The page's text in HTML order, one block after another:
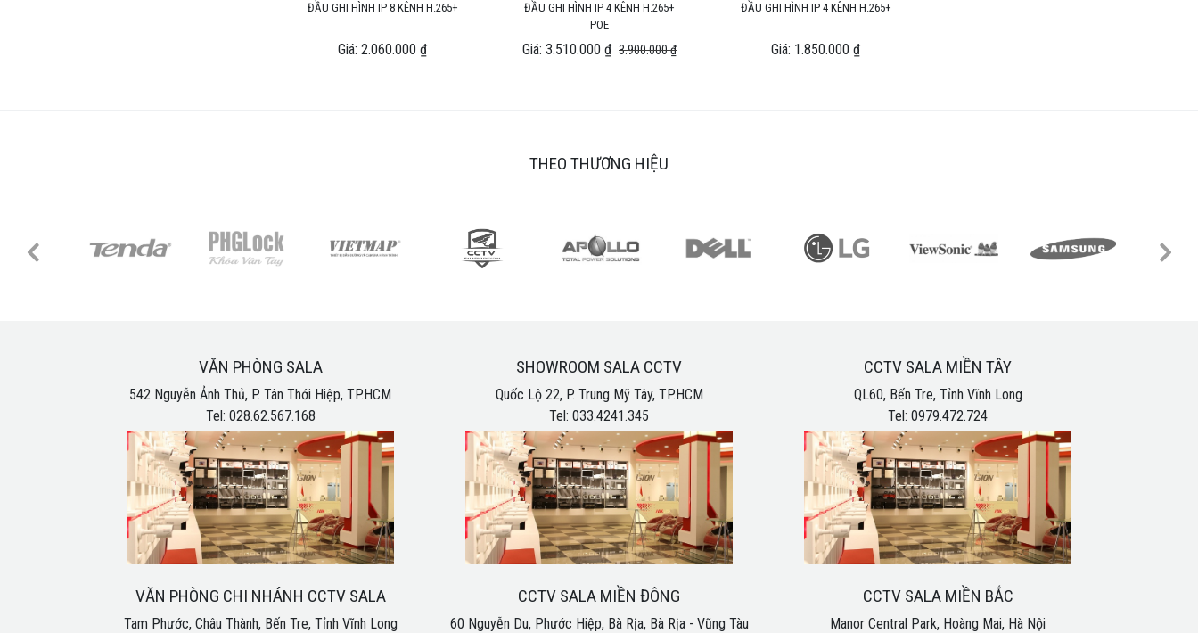
ĐẦU GHI HÌNH IP 8 KÊNH H.265+
Giá: 2.060.000 ₫
ĐẦU GHI HÌNH IP 4 KÊNH H.265+
POE
Giá: 3.510.000 ₫ 3.900.000 ₫
ĐẦU GHI HÌNH IP 4 KÊNH H.265+
Giá: 1.850.000 ₫
THEO THƯƠNG HIỆU
VĂN PHÒNG SALA
542 Nguyễn Ảnh Thủ, P. Tân Thới Hiệp, TP.HCM
Tel: 028.62.567.168
SHOWROOM SALA CCTV
Quốc Lộ 22, P. Trung Mỹ Tây, TP.HCM
Tel: 033.4241.345
CCTV SALA MIỀN TÂY
QL60, Bến Tre, Tỉnh Vĩnh Long
Tel: 0979.472.724
VĂN PHÒNG CHI NHÁNH CCTV SALA
Tam Phước, Châu Thành, Bến Tre, Tỉnh Vĩnh Long
CCTV SALA MIỀN ĐÔNG
60 Nguyễn Du, Phước Hiệp, Bà Rịa, Bà Rịa - Vũng Tàu
CCTV SALA MIỀN BẮC
Manor Central Park, Hoàng Mai, Hà Nội